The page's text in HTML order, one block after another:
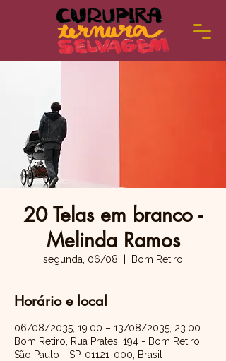
20 Telas em branco -
Melinda Ramos
segunda, 06/08 Bom Retiro
Horário e local
06/08/2035, 19:00 – 13/08/2035, 23:00
Bom Retiro, Rua Prates, 194 - Bom Retiro,
São Paulo - SP, 01121-000, Brasil